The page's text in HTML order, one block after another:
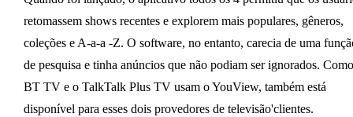
retomassem shows recentes e explorem mais populares, gêneros,
coleções e A-a-a -Z. O software, no entanto, carecia de uma
de pesquisa e tinha anúncios que não podiam ser ignorados.
BT TV e o TalkTalk Plus TV usam o YouView, também está
disponível para esses dois provedores de televisão'clientes.